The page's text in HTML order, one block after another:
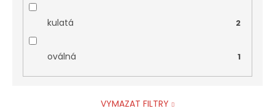
kulatá 2
oválná 1
VYMAZAT FILTRY